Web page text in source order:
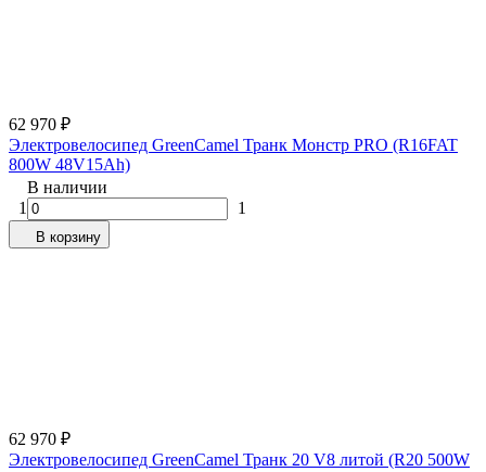
62 970 ₽
Электровелосипед GreenCamel Транк Монстр PRO (R16FAT
800W 48V15Ah)
В наличии
1
1
В корзину
62 970 ₽
Электровелосипед GreenCamel Транк 20 V8 литой (R20 500W